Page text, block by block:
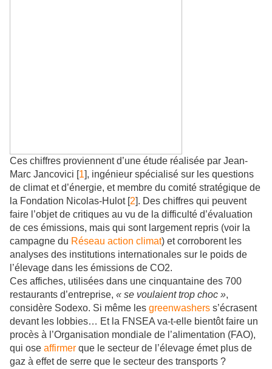
Ces chiffres proviennent d’une étude réalisée par Jean-
Marc Jancovici [1], ingénieur spécialisé sur les questions
de climat et d’énergie, et membre du comité stratégique de
la Fondation Nicolas-Hulot [2]. Des chiffres qui peuvent
faire l’objet de critiques au vu de la difficulté d’évaluation
de ces émissions, mais qui sont largement repris (voir la
campagne du Réseau action climat) et corroborent les
analyses des institutions internationales sur le poids de
l’élevage dans les émissions de CO2.
Ces affiches, utilisées dans une cinquantaine des 700
restaurants d’entreprise, « se voulaient trop choc »,
considère Sodexo. Si même les greenwashers s’écrasent
devant les lobbies… Et la FNSEA va-t-elle bientôt faire un
procès à l’Organisation mondiale de l’alimentation (FAO),
qui ose affirmer que le secteur de l’élevage émet plus de
gaz à effet de serre que le secteur des transports ?